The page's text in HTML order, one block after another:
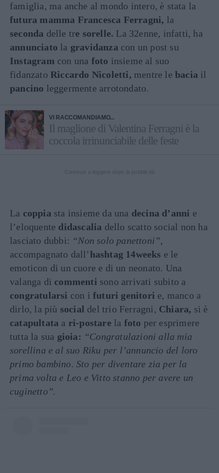
famiglia, ma anche al mondo intero, è stata la
futura mamma Francesca Ferragni, la
seconda delle tre sorelle. La 32enne, infatti, ha
annunciato la gravidanza con un post su
Instagram con una foto insieme al suo
fidanzato Riccardo Nicoletti, mentre lebacia il
pancino leggermente arrotondato.
VI RACCOMANDIAMO...
Il maglione di Valentina Ferragni è la
coccola irrinunciabile delle feste
La coppia sta insieme da una decina d’anni e
l’eloquente didascalia dello scatto social non ha
lasciato dubbi: “Non solo panettoni”,
accompagnato dall’hashtag 14weeks e le
emoticon di un cuore e di un neonato. Una
valanga di commenti sono arrivati subito a
congratularsi con ifuturi genitori e, manco a
dirlo, la più social del trio Ferragni, Chiara, si è
catapultata a ri-postare la foto per esprimere
tutta la sua gioia: “Congratulazioni alla mia
sorellina e al suo Riku per l’annuncio del loro
primo bambino. Sto per diventare zia per la
prima volta e Leo e Vitto stanno per avere un
cuginetto”.